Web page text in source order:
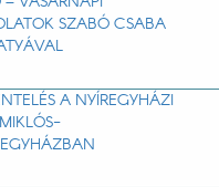
SZABÓ CSABA
A NYÍREGYHÁZI